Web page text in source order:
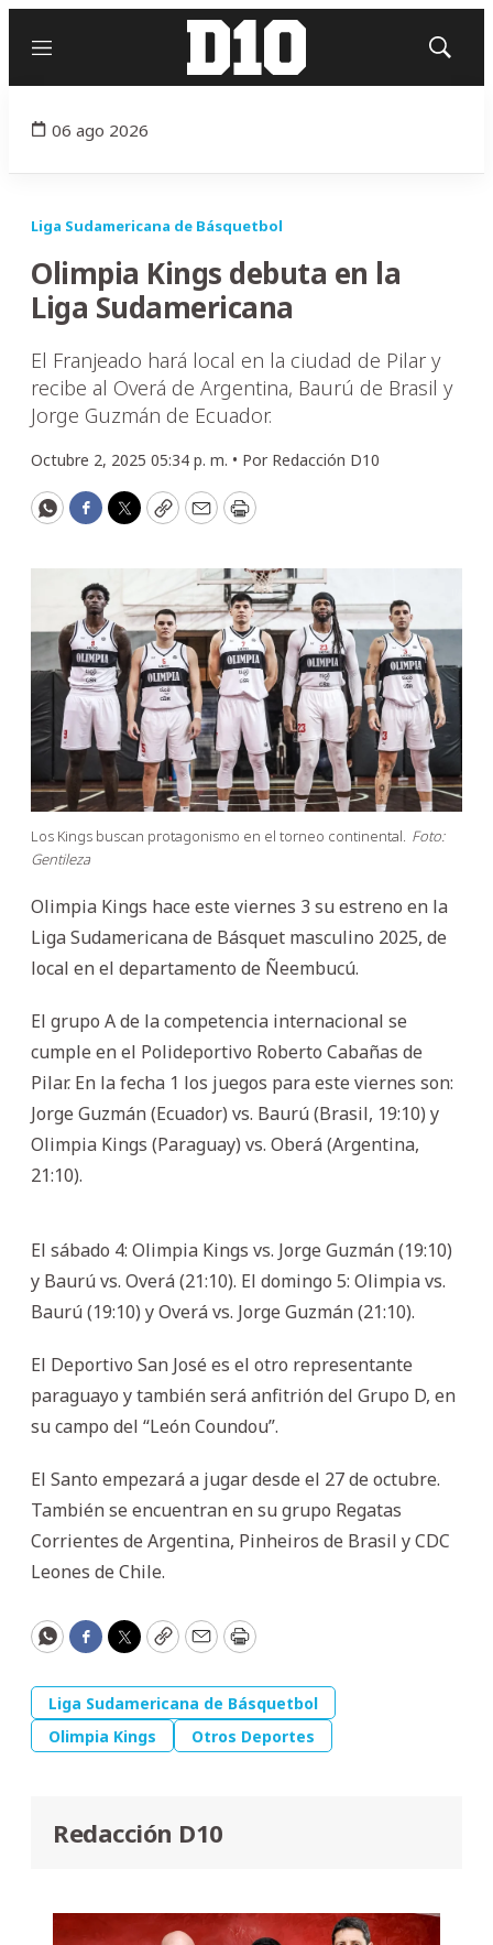
Menú
Mostrar
06 ago 2026
Liga Sudamericana de Básquetbol
Olimpia Kings debuta en la
Liga Sudamericana
El Franjeado hará local en la ciudad de Pilar y
recibe al Overá de Argentina, Baurú de Brasil y
Jorge Guzmán de Ecuador.
Octubre 2, 2025 05:34 p. m. • Por Redacción D10
WhatsApp
Facebook
Twitter
CopyEmailPrint
Los Kings buscan protagonismo en el torneo continental. Foto:
Gentileza
Olimpia Kings hace este viernes 3 su estreno en la
Liga Sudamericana de Básquet masculino 2025, de
local en el departamento de Ñeembucú.
El grupo A de la competencia internacional se
cumple en el Polideportivo Roberto Cabañas de
Pilar. En la fecha 1 los juegos para este viernes son:
Jorge Guzmán (Ecuador) vs. Baurú (Brasil, 19:10) y
Olimpia Kings (Paraguay) vs. Oberá (Argentina,
21:10).
El sábado 4: Olimpia Kings vs. Jorge Guzmán (19:10)
y Baurú vs. Overá (21:10). El domingo 5: Olimpia vs.
Baurú (19:10) y Overá vs. Jorge Guzmán (21:10).
El Deportivo San José es el otro representante
paraguayo y también será anfitrión del Grupo D, en
su campo del “León Coundou”.
El Santo empezará a jugar desde el 27 de octubre.
También se encuentran en su grupo Regatas
Corrientes de Argentina, Pinheiros de Brasil y CDC
Leones de Chile.
WhatsApp
Facebook
Twitter
CopyEmailPrint
Liga Sudamericana de Básquetbol
Olimpia Kings
Otros Deportes
Redacción D10